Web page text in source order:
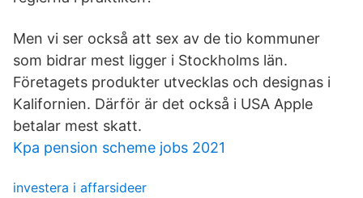
Men vi ser också att sex av de tio kommuner
som bidrar mest ligger i Stockholms län.
Företagets produkter utvecklas och designas i
Kalifornien. Därför är det också i USA Apple
betalar mest skatt.
Kpa pension scheme jobs 2021
investera i affarsideer